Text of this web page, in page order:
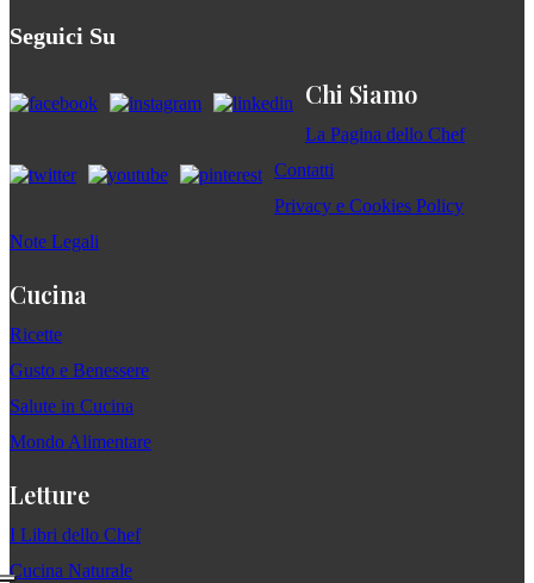
Seguici Su
Chi Siamo
La Pagina dello Chef
Contatti
Privacy e Cookies Policy
Note Legali
Cucina
Ricette
Gusto e Benessere
Salute in Cucina
Mondo Alimentare
Letture
I Libri dello Chef
Cucina Naturale